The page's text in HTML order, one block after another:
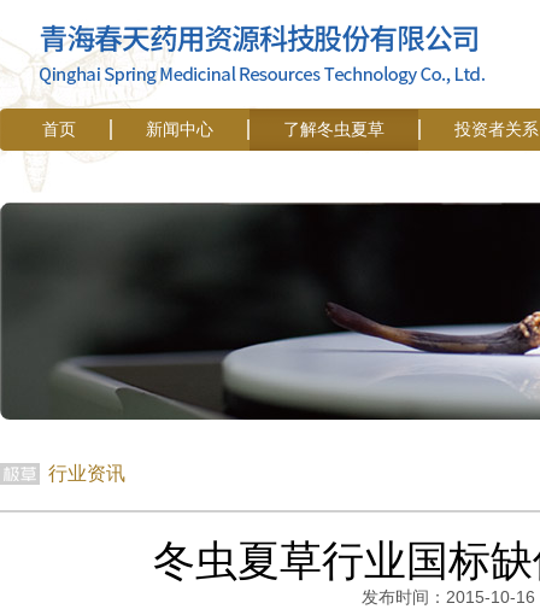
首页 新闻中心 了解冬虫夏草 投资者关系
行业资讯
冬虫夏草行业国标
发布时间：2015-10-16